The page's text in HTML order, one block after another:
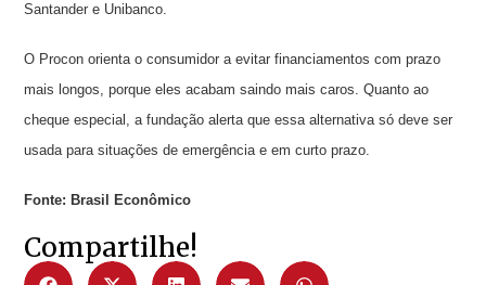
Santander e Unibanco.
O Procon orienta o consumidor a evitar financiamentos com prazo
mais longos, porque eles acabam saindo mais caros. Quanto ao
cheque especial, a fundação alerta que essa alternativa só deve ser
usada para situações de emergência e em curto prazo.
Fonte: Brasil Econômico
Compartilhe!